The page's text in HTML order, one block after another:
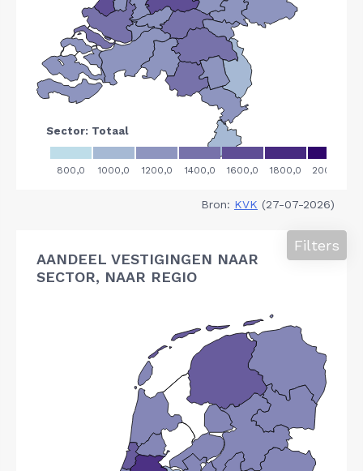
Bron: KVK (27-07-2026)
AANDEEL VESTIGINGEN NAAR
SECTOR, NAAR REGIO
Filters